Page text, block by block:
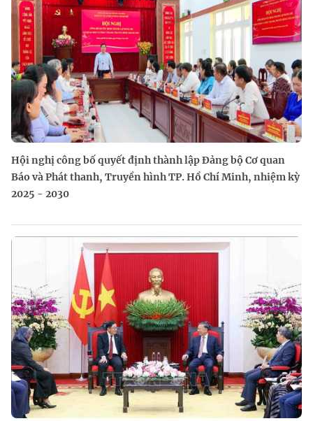
Hội nghị công bố quyết định thành lập Đảng bộ Cơ quan
Báo và Phát thanh, Truyền hình TP. Hồ Chí Minh, nhiệm kỳ
2025 - 2030